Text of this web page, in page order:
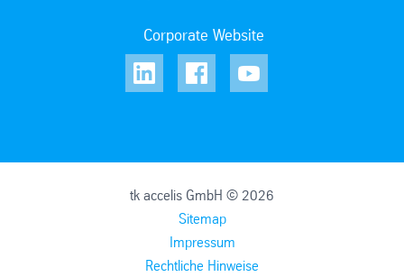
Corporate Website
tk accelis GmbH © 2026
Sitemap
Impressum
Rechtliche Hinweise